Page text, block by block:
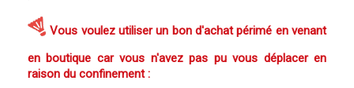
Vous voulez utiliser un bon d'achat périmé en venant
en boutique car vous n'avez pas pu vous déplacer en
raison du confinement :